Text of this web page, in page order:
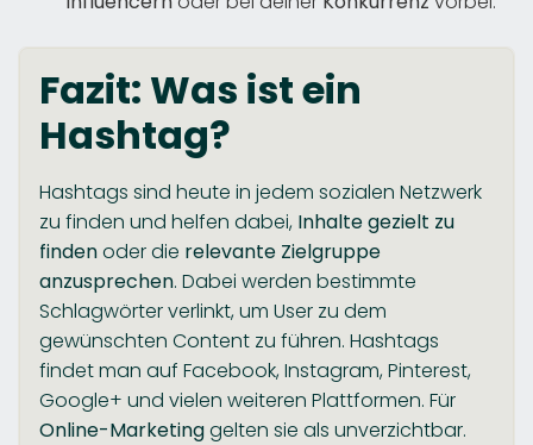
Fazit: Was ist ein
Hashtag?
Hashtags sind heute in jedem sozialen Netzwerk
zu finden und helfen dabei, Inhalte gezielt zu
findenoder die relevante Zielgruppe
anzusprechen. Dabei werden bestimmte
Schlagwörter verlinkt, um User zu dem
gewünschten Content zu führen. Hashtags
findet man auf Facebook, Instagram, Pinterest,
Google+ und vielen weiteren Plattformen. Für
Online-Marketinggelten sie als unverzichtbar.